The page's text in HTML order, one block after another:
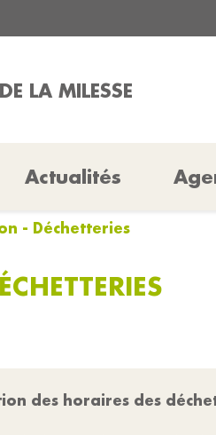
LA MILESSE
Actualités
- Déchetteries
des horaires des